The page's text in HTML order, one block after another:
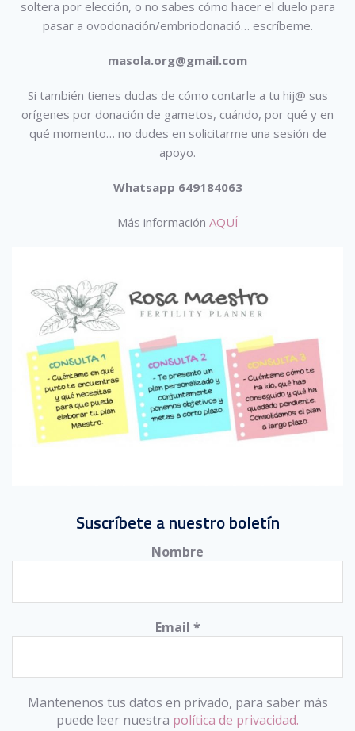
soltera por elección, o no sabes cómo hacer el duelo para
pasar a ovodonación/embriodonació… escríbeme.
masola.org@gmail.com
Si también tienes dudas de cómo contarle a tu hij@ sus
orígenes por donación de gametos, cuándo, por qué y en
qué momento… no dudes en solicitarme una sesión de
apoyo.
Whatsapp 649184063
Más información AQUÍ
Suscríbete a nuestro boletín
Nombre
Email *
Mantenenos tus datos en privado, para saber más
puede leer nuestra política de privacidad.